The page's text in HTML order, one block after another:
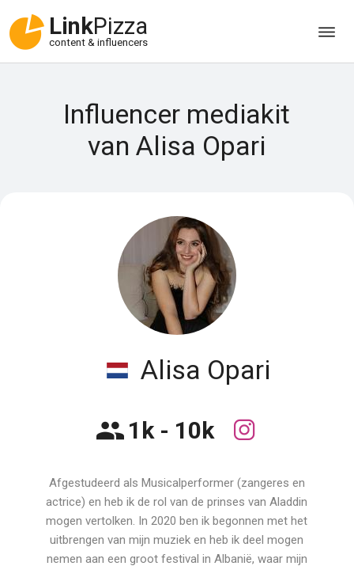
LinkPizza
content & influencers
Influencer mediakit
van Alisa Opari
Alisa Opari
1k - 10k
Afgestudeerd als Musicalperformer (zangeres en
actrice) en heb ik de rol van de prinses van Aladdin
mogen vertolken. In 2020 ben ik begonnen met het
uitbrengen van mijn muziek en heb ik deel mogen
nemen aan een groot festival in Albanië, waar mijn